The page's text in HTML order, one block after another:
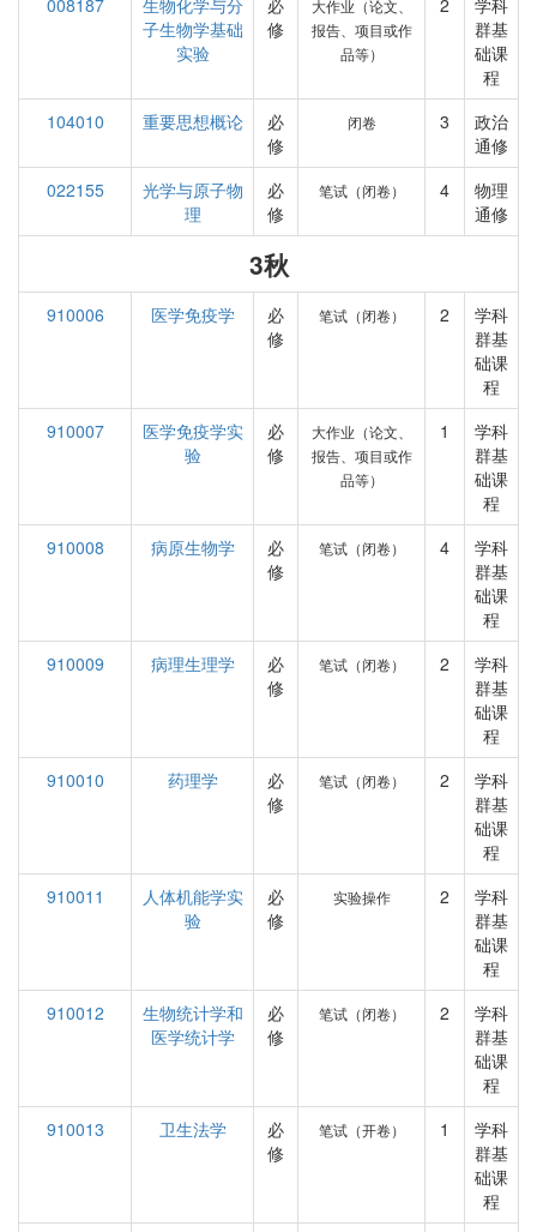
008187
生物化学与分
子生物学基础
实验
必
修
大作业（论文、
报告、项目或作
品等）
2
学科
群基
础课
程
104010
重要思想概论
必
修
闭卷 3
政治
通修
022155
光学与原子物
理
必
修
笔试（闭卷） 4
物理
通修
3秋
910006 医学免疫学
必
修
笔试（闭卷） 2
学科
群基
础课
程
910007
医学免疫学实
验
必
修
大作业（论文、
报告、项目或作
品等）
1
学科
群基
础课
程
910008
病原生物学
必
修
笔试（闭卷） 4
学科
群基
础课
程
910009
病理生理学
必
修
笔试（闭卷） 2
学科
群基
础课
程
910010
药理学
必
修
笔试（闭卷） 2
学科
群基
础课
程
910011
人体机能学实
验
必
修
实验操作 2
学科
群基
础课
程
910012
生物统计学和
医学统计学
必
修
笔试（闭卷） 2
学科
群基
础课
程
910013
卫生法学
必
修
笔试（开卷） 1
学科
群基
础课
程